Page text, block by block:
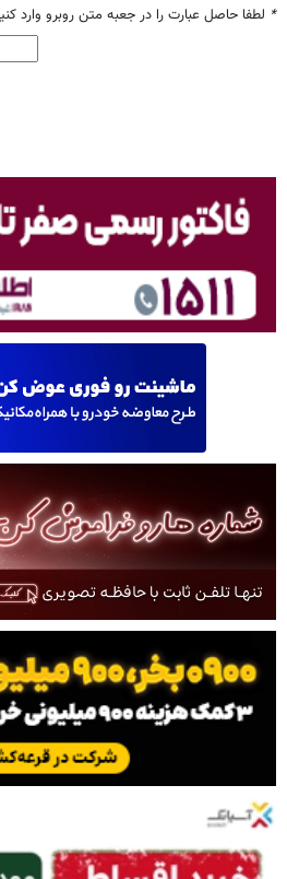
* لطفا حاصل عبارت را در جعبه متن روبرو وارد